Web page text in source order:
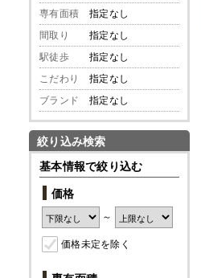
専有面積
指定なし
間取り
指定なし
駅徒歩
指定なし
こだわり
指定なし
ブランド
指定なし
絞り込み検索
基本情報で絞り込む
価格
～
価格未定を除く